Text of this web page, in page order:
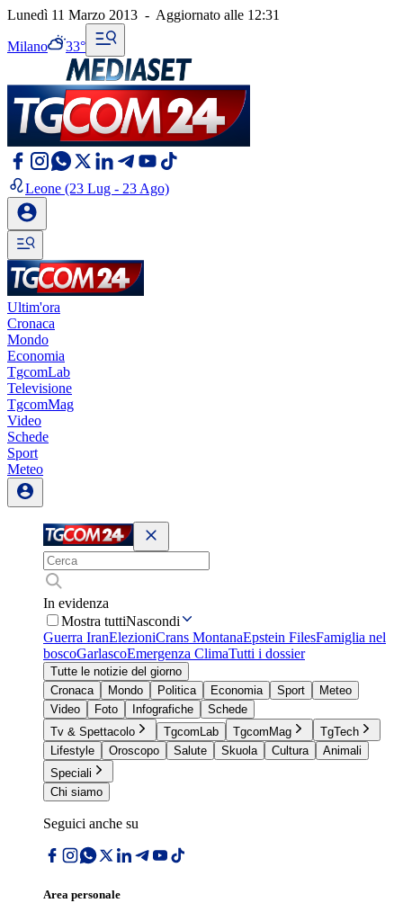
Lunedì 11 Marzo 2013 - Aggiornato alle 12:31
Milano 33°
Leone (23 Lug - 23 Ago)
Ultim'ora
Cronaca
Mondo
Economia
TgcomLab
Televisione
TgcomMag
Video
Schede
Sport
Meteo
In evidenza
Mostra tuttiNascondi
Guerra IranElezioniCrans MontanaEpstein FilesFamiglia nel
boscoGarlascoEmergenza ClimaTutti i dossier
Tutte le notizie del giorno
Cronaca
Mondo Politica Economia Sport
Meteo
Video
Foto Infografiche
Schede
Tv & Spettacolo
TgcomLab TgcomMag
TgTech
Lifestyle
Oroscopo Salute Skuola Cultura
Animali
Speciali
Chi siamo
Seguici anche su
Area personale